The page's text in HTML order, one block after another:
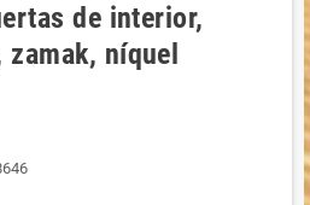
de interior,
níquel